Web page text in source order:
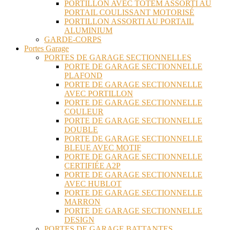
PORTILLON AVEC TOTEM ASSORTI AU
PORTAIL COULISSANT MOTORISÉ
PORTILLON ASSORTI AU PORTAIL
ALUMINIUM
GARDE-CORPS
Portes Garage
PORTES DE GARAGE SECTIONNELLES
PORTE DE GARAGE SECTIONNELLE
PLAFOND
PORTE DE GARAGE SECTIONNELLE
AVEC PORTILLON
PORTE DE GARAGE SECTIONNELLE
COULEUR
PORTE DE GARAGE SECTIONNELLE
DOUBLE
PORTE DE GARAGE SECTIONNELLE
BLEUE AVEC MOTIF
PORTE DE GARAGE SECTIONNELLE
CERTIFIÉE A2P
PORTE DE GARAGE SECTIONNELLE
AVEC HUBLOT
PORTE DE GARAGE SECTIONNELLE
MARRON
PORTE DE GARAGE SECTIONNELLE
DESIGN